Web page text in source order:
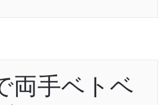
両手ベトベ